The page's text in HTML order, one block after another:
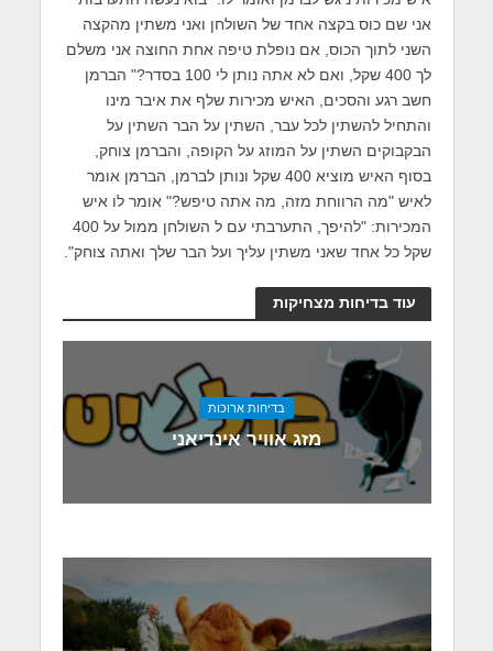
אני שם כוס בקצה אחד של השולחן ואני משתין מהקצה
השני לתוך הכוס, אם נופלת טיפה אחת החוצה אני משלם
לך 400 שקל, ואם לא אתה נותן לי 100 בסדר?" הברמן
חשב רגע והסכים, האיש מכירות שלף את איבר מינו
והתחיל להשתין לכל עבר, השתין על הבר השתין על
הבקבוקים השתין על המוזג על הקופה, והברמן צוחק,
בסוף האיש מוציא 400 שקל ונותן לברמן, הברמן אומר
לאיש "מה הרווחת מזה, מה אתה טיפש?" אומר לו איש
המכירות: "להיפך, התערבתי עם ל השולחן ממול על 400
שקל כל אחד שאני משתין עליך ועל הבר שלך ואתה צוחק".
עוד בדיחות מצחיקות
בדיחות ארוכות
מזג אוויר אינדיאני